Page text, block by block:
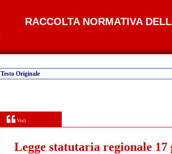
RACCOLTA NORMATIVA
Testo Originale
Voci
Legge statutaria regionale 17